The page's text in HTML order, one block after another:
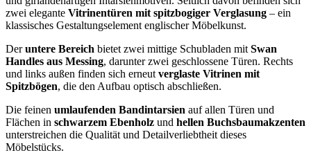
zwei elegante Vitrinentüren mit spitzbogiger Verglasung – ein
klassisches Gestaltungselement englischer Möbelkunst.
Deruntere Bereich bietet zwei mittige Schubladen mit Swan
Handles aus Messing, darunter zwei geschlossene Türen. Rechts
und links außen finden sich erneut verglaste Vitrinen mit
Spitzbögen, die den Aufbau optisch abschließen.
Die feinen umlaufenden Bandintarsien auf allen Türen und
Flächen in schwarzem Ebenholz und hellen Buchsbaumakzenten
unterstreichen die Qualität und Detailverliebtheit dieses
Möbelstücks.